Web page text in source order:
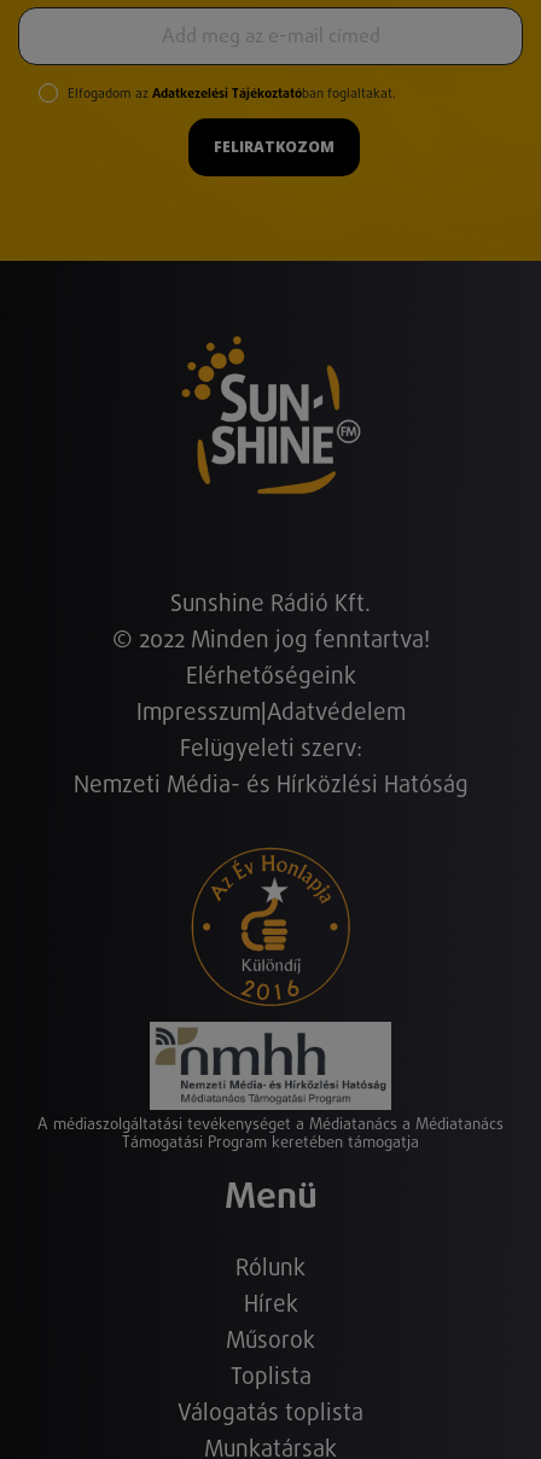
Elfogadom az Adatkezelési Tájékoztatóban foglaltakat.
FELIRATKOZOM
Sunshine Rádió Kft.
© 2022 Minden jog fenntartva!
Elérhetőségeink
Impresszum Adatvédelem
Felügyeleti szerv:
Nemzeti Média- és Hírközlési Hatóság
A médiaszolgáltatási tevékenységet a Médiatanács a Médiatanács
Támogatási Program keretében támogatja
Menü
Rólunk
Hírek
Műsorok
Toplista
Válogatás toplista
Munkatársak